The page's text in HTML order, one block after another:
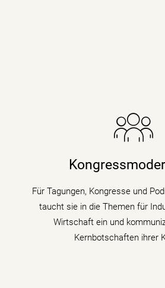
Für Tagungen, Kongresse und
taucht sie in die Themen für
Wirtschaft ein und
Kernbotschaften ihrer
Die Nachrichenjournalistin
Ministern und
Kongressen und
Podiumsdiskussionen und Talks
Charme und
mehr